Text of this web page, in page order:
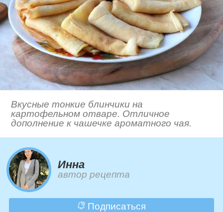
Вкусные тонкие блинчики на
картофельном отваре. Отличное
дополнение к чашечке ароматного чая.
Инна
автор рецепта
Подписаться